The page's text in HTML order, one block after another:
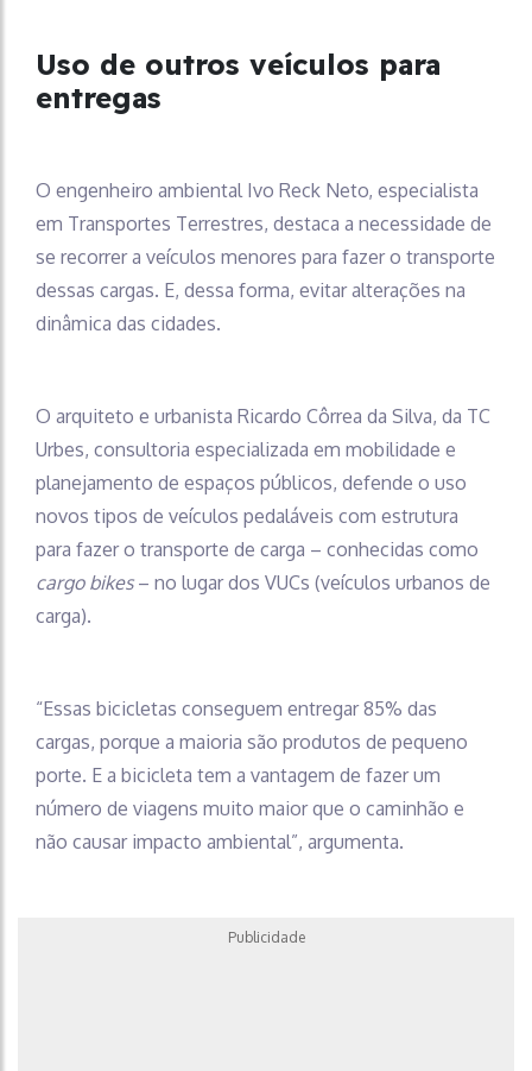
Uso de outros veículos para
entregas
O engenheiro ambiental Ivo Reck Neto, especialista
em Transportes Terrestres, destaca a necessidade de
se recorrer a veículos menores para fazer o transporte
dessas cargas. E, dessa forma, evitar alterações na
dinâmica das cidades.
O arquiteto e urbanista Ricardo Côrrea da Silva, da TC
Urbes, consultoria especializada em mobilidade e
planejamento de espaços públicos, defende o uso
novos tipos de veículos pedaláveis com estrutura
para fazer o transporte de carga – conhecidas como
cargo bikes– no lugar dos VUCs (veículos urbanos de
carga).
“Essas bicicletas conseguem entregar 85% das
cargas, porque a maioria são produtos de pequeno
porte. E a bicicleta tem a vantagem de fazer um
número de viagens muito maior que o caminhão e
não causar impacto ambiental”, argumenta.
Publicidade